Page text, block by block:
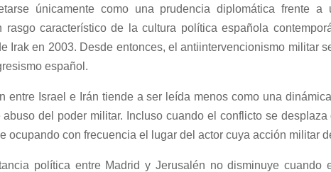
únicamente como una prudencia diplomática frente a
rasgo característico de la cultura política española
Irak en 2003. Desde entonces, el antiintervencionismo militar
español.
entre Israel e Irán tiende a ser leída menos como una
del poder militar. Incluso cuando el conflicto se
ocupando con frecuencia el lugar del actor cuya acción militar
política entre Madrid y Jerusalén no disminuye cuando